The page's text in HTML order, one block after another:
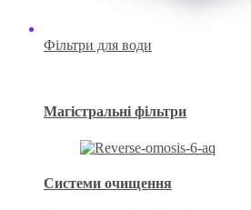
Фільтри для води
Магістральні фільтри
Системи очищення